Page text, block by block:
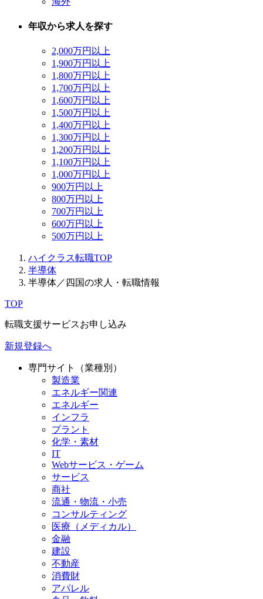
年収から求人を探す
2,000万円以上
1,900万円以上
1,800万円以上
1,700万円以上
1,600万円以上
1,500万円以上
1,400万円以上
1,300万円以上
1,200万円以上
1,100万円以上
1,000万円以上
900万円以上
800万円以上
700万円以上
600万円以上
500万円以上
ハイクラス転職TOP
半導体
半導体／四国の求人・転職情報
TOP
転職支援サービスお申し込み
新規登録へ
専門サイト（業種別）
製造業
エネルギー関連
エネルギー
インフラ
プラント
化学・素材
IT
Webサービス・ゲーム
サービス
商社
流通・物流・小売
コンサルティング
医療（メディカル）
金融
建設
不動産
消費財
アパレル